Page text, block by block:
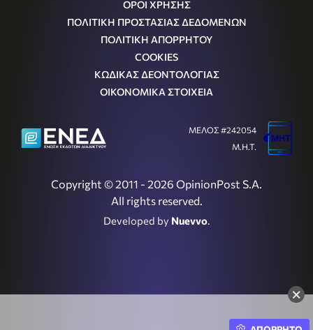
×
ΟΡΟΙ ΧΡΗΣΗΣ
ΠΟΛΙΤΙΚΗ ΠΡΟΣΤΑΣΙΑΣ ΔΕΔΟΜΕΝΩΝ
ΠΟΛΙΤΙΚΗ ΑΠΟΡΡΗΤΟΥ
COOKIES
ΚΩΔΙΚΑΣ ΔΕΟΝΤΟΛΟΓΙΑΣ
ΟΙΚΟΝΟΜΙΚΑ ΣΤΟΙΧΕΙΑ
Copyright © 2011 - 2026 OpinionPost S.A.
All rights reserved.
Developed by Nuevvo.
ΜΕΛΟΣ #242054
Μ.Η.Τ.